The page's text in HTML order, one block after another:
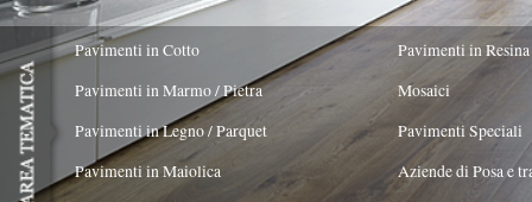
Pavimenti in Marmo / Pietra
Pavimenti in Legno / Parquet
Pavimenti in Ceramica / Gres
Pavimenti Speciali
Aziende di Posa e trattamento Pavimenti
Architetti e Interior Design
ADATTO PER COLORE PREVALENTE TIPOLOGIA